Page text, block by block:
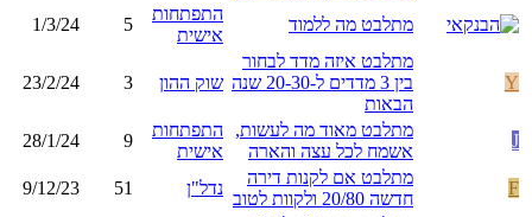
מתלבט מה ללמוד
התפתחות
אישית
5
1/3/24
Y
מתלבט איזה מדד לבחור
בין 3 מדדים ל-20-30 שנה
הבאות
שוק ההון 3
23/2/24
J
מתלבט מאוד מה לעשות,
אשמח לכל עצה והארה
התפתחות
אישית
9
28/1/24
F
מתלבט אם לקנות דירה
חדשה 20/80 ולקוות לטוב
נדל"ן 51
9/12/23